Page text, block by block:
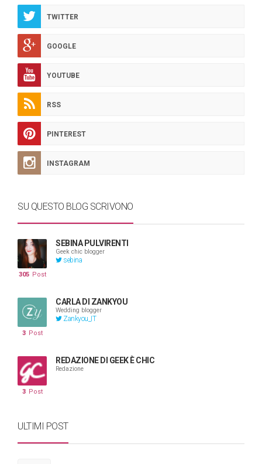
TWITTER
GOOGLE
YOUTUBE
RSS
PINTEREST
INSTAGRAM
SU QUESTO BLOG SCRIVONO
SEBINA PULVIRENTI
Geek chic blogger
sebina
305 Post
CARLA DI ZANKYOU
Wedding blogger
Zankyou_IT
3 Post
REDAZIONE DI GEEK È CHIC
Redazione
3 Post
ULTIMI POST